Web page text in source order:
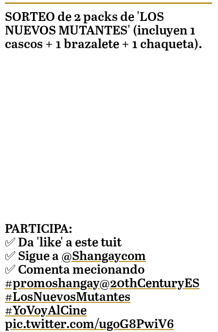
SORTEO de 2 packs de 'LOS
NUEVOS MUTANTES' (incluyen 1
cascos + 1 brazalete + 1 chaqueta).
PARTICIPA:
✅ Da 'like' a este tuit
✅ Sigue a @Shangaycom
✅ Comenta mecionando
#promoshangay@20thCenturyES
#LosNuevosMutantes
#YoVoyAlCine
pic.twitter.com/ugoG8PwiV6